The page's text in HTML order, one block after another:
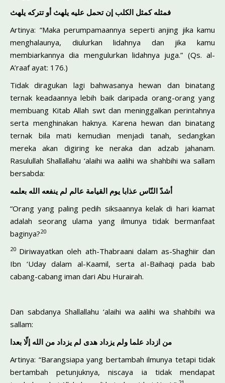
فمثله كمثل الكلب إن تحمل عليه يلهث أو تتركه يلهث
Artinya: “Maka perumpamaannya seperti anjing jika kamu
menghalaunya, diulurkan lidahnya dan jika kamu
membiarkannya dia mengulurkan lidahnya juga.” (Qs. al-
A’raaf ayat: 176.)
Tidak diragukan lagi bahwasanya hewan dan binatang
ternak keadaannya lebih baik daripada orang-orang yang
membuang Kitab Allah swt dan meninggalkan perintahnya
serta menghinakan haknya. Karena hewan dan binatang
ternak bila mati kemudian menjadi tanah, sedangkan
mereka akan digiring ke neraka dan adzab jahanam.
Rasulullah Shallallahu ‘alaihi wa aalihi wa shahbihi wa sallam
bersabda:
أشدّ النّاس عذابا يوم القيامة عالم لم ينفعه الله بعلمه
“Orang yang paling pedih siksaannya kelak di hari kiamat
adalah seorang ulama yang ilmunya tidak bermanfaat
baginya?20
20 Diriwayatkan oleh ath-Thabraani dalam as-Shaghiir dan
Ibn ‘Uday dalam al-Kaamil, serta aI-Baihaqi pada bab
cabang-cabang iman dari Abu Hurairah.
Dan sabdanya Shallallahu ‘alaihi wa aalihi wa shahbihi wa
sallam:
من ازداد علما ولم يزداد هدى لم يزداد من الله إلّا بعدا
Artinya: “Barangsiapa yang bertambah ilmunya tetapi tidak
bertambah petunjuknya, niscaya ia tidak mendapat